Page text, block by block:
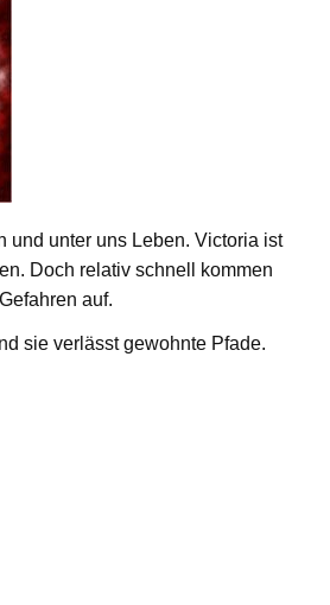
und unter uns Leben. Victoria ist
Doch relativ schnell kommen
auf.
sie verlässt gewohnte Pfade.